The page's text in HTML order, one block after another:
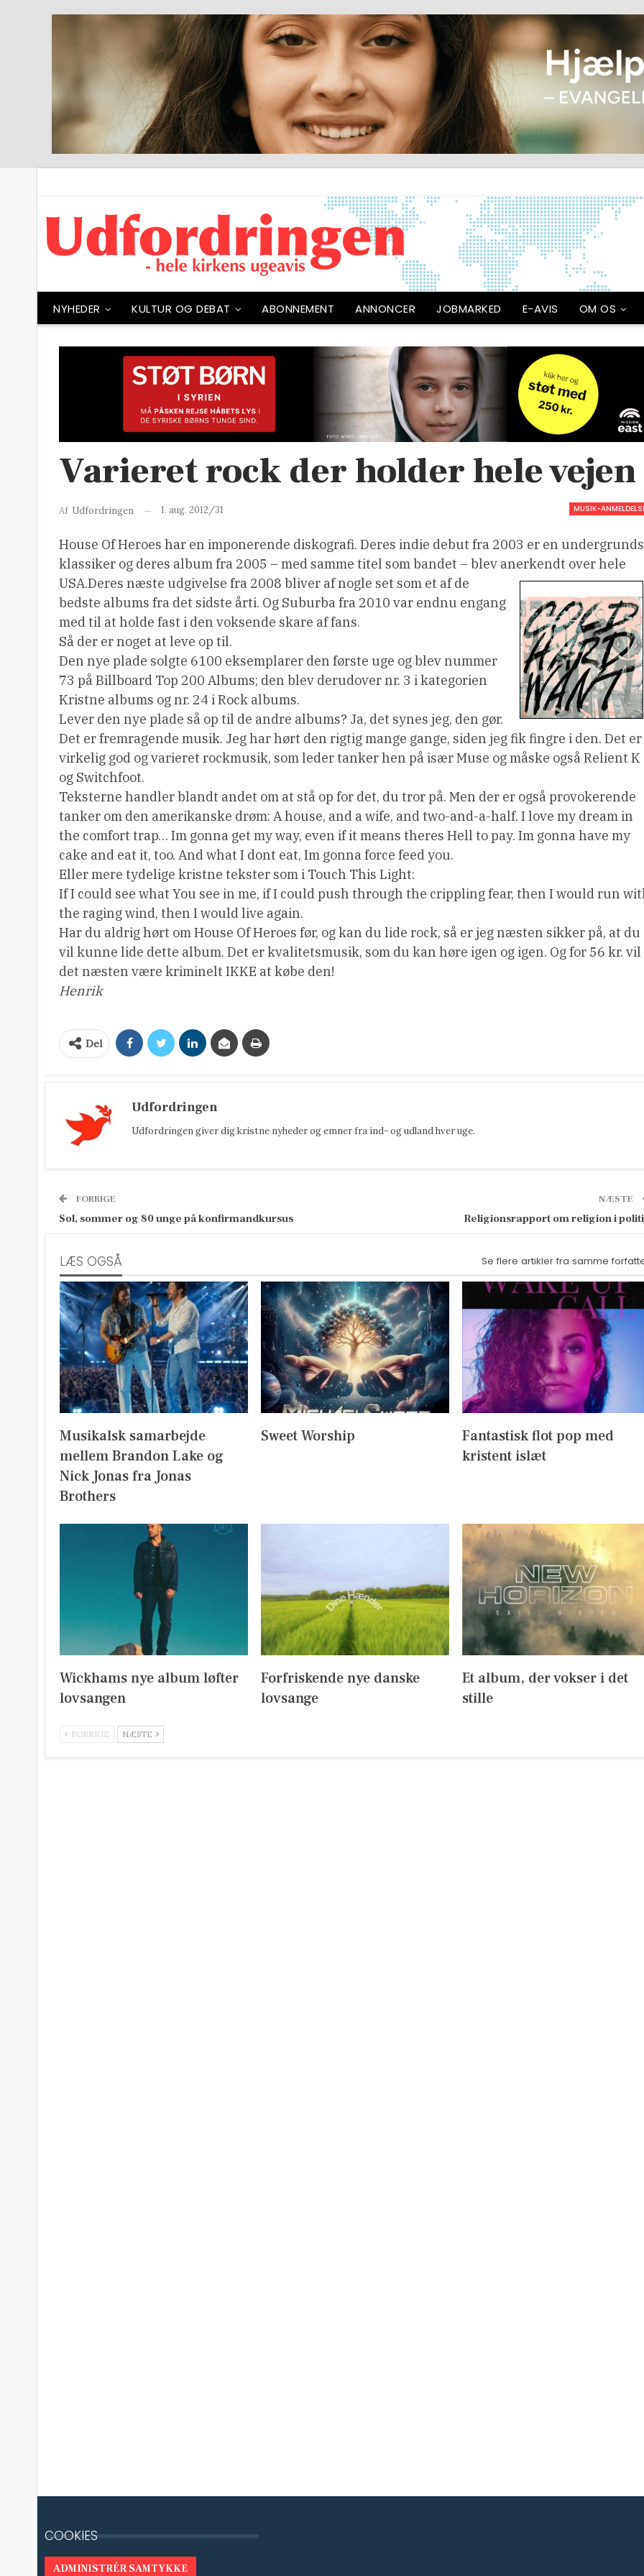
NYHEDER KULTUR OG DEBAT ABONNEMENT ANNONCER JOBMARKED E-AVIS OM OS
Varieret rock der holder hele vejen
MUSIK-
Af Udfordringen 1. aug. 2012/31
House Of Heroes har en imponerende diskografi. Deres indie debut fra 2003 er en
klassiker og deres album fra 2005 – med samme titel som bandet – blev anerkendt over hele
USA.Deres næste udgivelse fra 2008 bliver af nogle set som et af de
bedste albums fra det sidste årti. Og Suburba fra 2010 var endnu engang
med til at holde fast i den voksende skare af fans.
Så der er noget at leve op til.
Den nye plade solgte 6100 eksemplarer den første uge og blev nummer
73 på Billboard Top 200 Albums; den blev derudover nr. 3 i kategorien
Kristne albums og nr. 24 i Rock albums.
Lever den nye plade så op til de andre albums? Ja, det synes jeg, den gør.
Det er fremragende musik. Jeg har hørt den rigtig mange gange, siden jeg fik fingre i den. Det er
virkelig god og varieret rockmusik, som leder tanker hen på især Muse og måske også Relient K
og Switchfoot.
Teksterne handler blandt andet om at stå op for det, du tror på. Men der er også provokerende
tanker om den amerikanske drøm: A house, and a wife, and two-and-a-half. I love my dream in
the comfort trap… Im gonna get my way, even if it means theres Hell to pay. Im gonna have my
cake and eat it, too. And what I dont eat, Im gonna force feed you.
Eller mere tydelige kristne tekster som i Touch This Light:
If I could see what You see in me, if I could push through the crippling fear, then I would run
the raging wind, then I would live again.
Har du aldrig hørt om House Of Heroes før, og kan du lide rock, så er jeg næsten sikker på, at du
vil kunne lide dette album. Det er kvalitetsmusik, som du kan høre igen og igen. Og for 56 kr. vil
det næsten være kriminelt IKKE at købe den!
Henrik
Del
Udfordringen
Udfordringen giver dig kristne nyheder og emner fra ind- og udland hver uge.
FORRIGE
Sol, sommer og 80 unge på konfirmandkursus
NÆSTE
Religionsrapport om religion i
LÆS OGSÅ Se flere artikler fra samme
Musikalsk samarbejde
mellem Brandon Lake og
Nick Jonas fra Jonas
Brothers
Sweet Worship
Fantastisk flot pop med
kristent islæt
Wickhams nye album løfter
lovsangen
Forfriskende nye danske
lovsange
Et album, der vokser i det
stille
FORRIGE NÆSTE
COOKIES
ADMINISTRÉR SAMTYKKE